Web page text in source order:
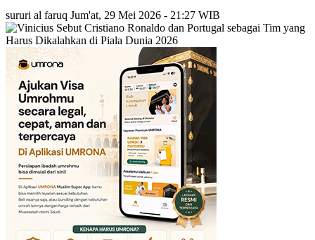
sururi al faruq Jum'at, 29 Mei 2026 - 21:27 WIB